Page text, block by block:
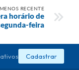
RECENTE
horário de
feira
Cadastrar